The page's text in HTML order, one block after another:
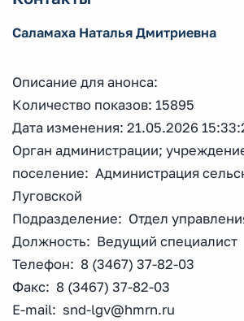
Саламаха Наталья Дмитриевна
Описание для анонса:
Количество показов: 15895
Дата изменения: 21.05.2026
Орган администрации;
поселение: Администрация
Луговской
Подразделение: Отдел
Должность: Ведущий специалист
Телефон: 8 (3467) 37-82-03
Факс: 8 (3467) 37-82-03
E-mail: snd-lgv@hmrn.ru